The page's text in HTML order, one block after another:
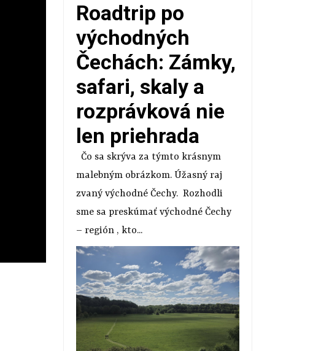
Roadtrip po
východných
Čechách: Zámky,
safari, skaly a
rozprávková nie
len priehrada
Čo sa skrýva za týmto krásnym
malebným obrázkom. Úžasný raj
zvaný východné Čechy. Rozhodli
sme sa preskúmať východné Čechy
– región , kto...